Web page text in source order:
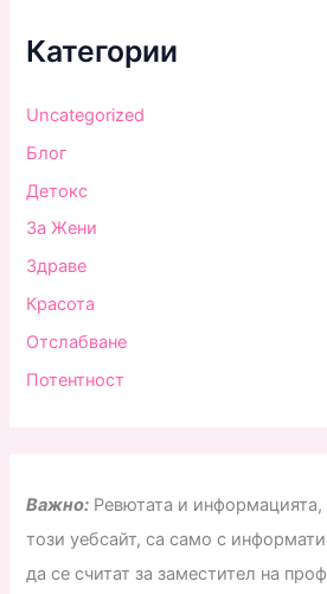
Категории
Uncategorized
Блог
Детокс
За Жени
Здраве
Красота
Отслабване
Потентност
Важно: Ревютата и информацията,
този уебсайт, са само с
да се считат за заместител на